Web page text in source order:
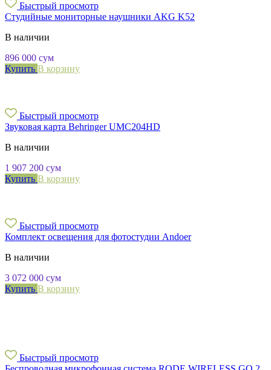
Быстрый просмотр
Студийные мониторные наушники AKG K52
В наличии
896 000 сум
Купить В корзину
Быстрый просмотр
Звуковая карта Behringer UMC204HD
В наличии
1 907 200 сум
Купить В корзину
Быстрый просмотр
Комплект освещения для фотостудии Andoer
В наличии
3 072 000 сум
Купить В корзину
Быстрый просмотр